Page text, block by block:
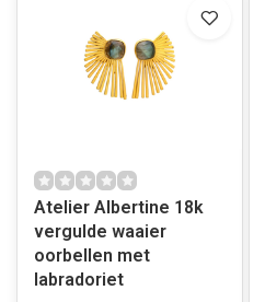
Atelier Albertine 18k
vergulde waaier
oorbellen met
labradoriet